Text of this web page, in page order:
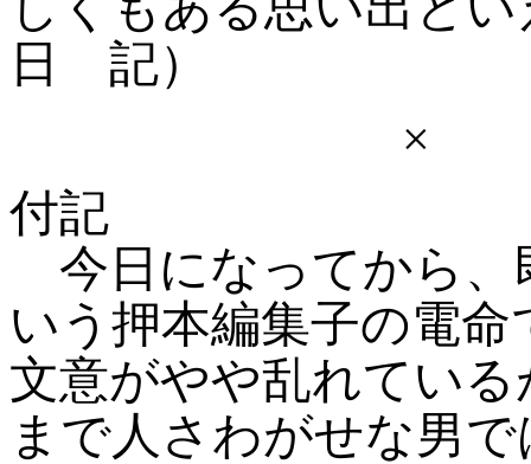
日
記）
×
付記
今日になってから
いう押本編集子の電
文意がやや乱れてい
まで人さわがせな男